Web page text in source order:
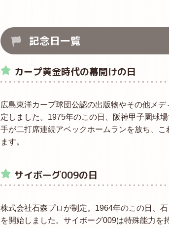
記念日一覧
カープ黄金時代の幕開けの日
広島東洋カープ球団公認の出版物やその他メ
定しました。1975年のこの日、阪神甲子園球
手が二打席連続アベックホームランを放ち、
ます。
サイボーグ009の日
株式会社石森プロが制定。1964年のこの日、
を開始しました。サイボーグ009は特殊能力